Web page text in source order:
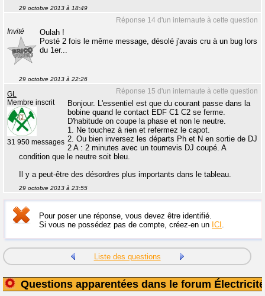
29 octobre 2013 à 18:49
Réponse 14 d'un internaute à cette question
Invité
Oulah !
Posté 2 fois le même message, désolé j'avais cru à un bug lors
du 1er...
29 octobre 2013 à 22:26
Réponse 15 d'un internaute à cette question
GL
Membre inscrit
31 950 messages
Bonjour. L'essentiel est que du courant passe dans la
bobine quand le contact EDF C1 C2 se ferme.
D'habitude on coupe la phase et non le neutre.
1. Ne touchez à rien et refermez le capot.
2. Ou bien inversez les départs Ph et N en sortie de DJ
2 A : 2 minutes avec un tournevis DJ coupé. A
condition que le neutre soit bleu.
Il y a peut-être des désordres plus importants dans le tableau.
29 octobre 2013 à 23:55
Pour poser une réponse, vous devez être identifié.
Si vous ne possédez pas de compte, créez-en un ICI .
Liste des questions
Questions apparentées dans le forum Électricité